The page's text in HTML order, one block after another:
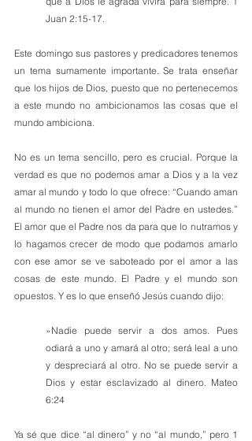
Juan 2:15-17.
Este domingo sus pastores y predicadores tenemos
un tema sumamente importante. Se trata enseñar
que los hijos de Dios, puesto que no pertenecemos
a este mundo no ambicionamos las cosas que el
mundo ambiciona.
No es un tema sencillo, pero es crucial. Porque la
verdad es que no podemos amar a Dios y a la vez
amar al mundo y todo lo que ofrece: “Cuando aman
al mundo no tienen el amor del Padre en ustedes.”
El amor que el Padre nos da para que lo nutramos y
lo hagamos crecer de modo que podamos amarlo
con ese amor se ve saboteado por el amor a las
cosas de este mundo. El Padre y el mundo son
opuestos. Y es lo que enseñó Jesús cuando dijo:
»Nadie puede servir a dos amos. Pues
odiará a uno y amará al otro; será leal a uno
y despreciará al otro. No se puede servir a
Dios y estar esclavizado al dinero. Mateo
6:24
Ya sé que dice “al dinero” y no “al mundo,” pero 1